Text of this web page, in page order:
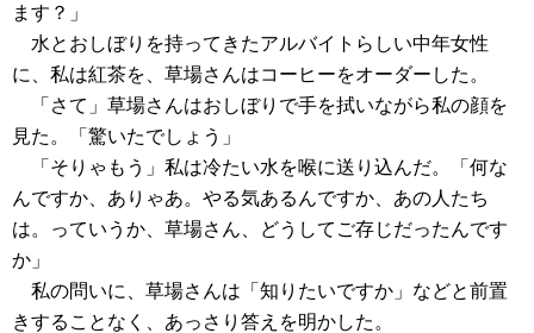
ます？」
水とおしぼりを持ってきたアルバイトらしい中年女性
に、私は紅茶を、草場さんはコーヒーをオーダーした。
「さて」草場さんはおしぼりで手を拭いながら私の顔を
見た。「驚いたでしょう」
「そりゃもう」私は冷たい水を喉に送り込んだ。「何な
んですか、ありゃあ。やる気あるんですか、あの人たち
は。っていうか、草場さん、どうしてご存じだったんです
か」
私の問いに、草場さんは「知りたいですか」などと前置
きすることなく、あっさり答えを明かした。